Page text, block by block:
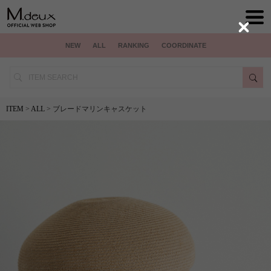
NEW ALL RANKING COORDINATE
ITEM > ALL > ブレードマリンキャスケット
Close